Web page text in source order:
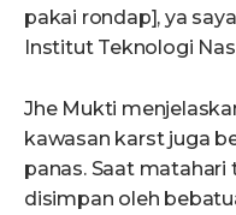
pakai rondap], ya
Institut Teknologi
Jhe Mukti
kawasan karst juga
panas. Saat matahari
disimpan oleh